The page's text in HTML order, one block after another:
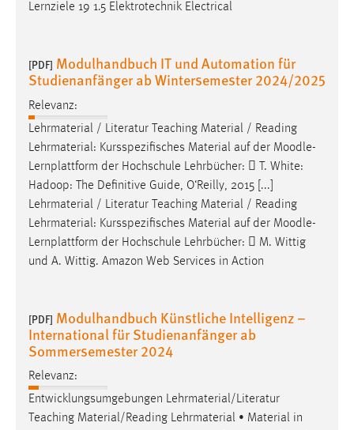
Lernziele 19 1.5 Elektrotechnik Electrical
[PDF] Modulhandbuch IT und Automation für
Studienanfänger ab Wintersemester 2024/2025
Relevanz:
Lehrmaterial / Literatur Teaching Material / Reading
Lehrmaterial: Kursspezifisches Material auf der Moodle-
Lernplattform der Hochschule Lehrbücher:  T. White:
Hadoop: The Definitive Guide, O‘Reilly, 2015 [...]
Lehrmaterial / Literatur Teaching Material / Reading
Lehrmaterial: Kursspezifisches Material auf der Moodle-
Lernplattform der Hochschule Lehrbücher:  M. Wittig
und A. Wittig. Amazon Web Services in Action
[PDF] Modulhandbuch Künstliche Intelligenz –
International für Studienanfänger ab
Sommersemester 2024
Relevanz:
Entwicklungsumgebungen Lehrmaterial/Literatur
Teaching Material/Reading Lehrmaterial • Material in